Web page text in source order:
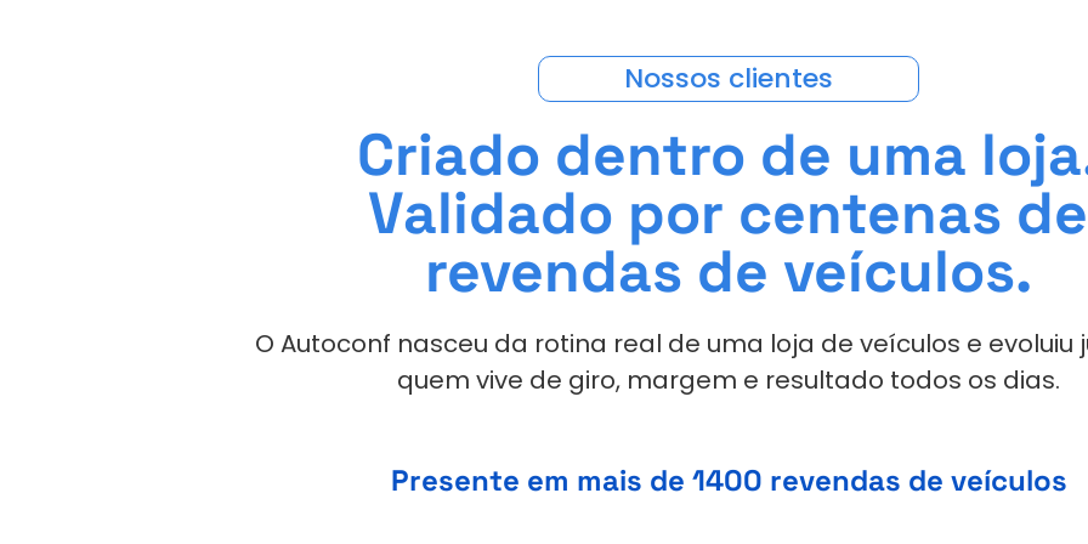
Nossos clientes
Criado dentro de uma
Validado por centenas de
revendas de veículos.
O Autoconf nasceu da rotina real de uma loja de veículos e evoluiu
quem vive de giro, margem e resultado todos os dias.
Presente em mais de 1400 revendas de veículos